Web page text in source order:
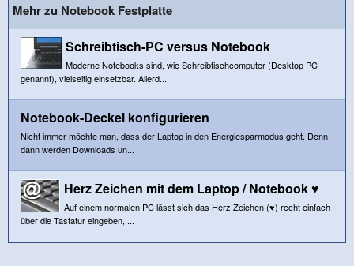
Mehr zu Notebook Festplatte
Schreibtisch-PC versus Notebook
Moderne Notebooks sind, wie Schreibtischcomputer (Desktop PC
genannt), vielseitig einsetzbar. Allerd...
Notebook-Deckel konfigurieren
Nicht immer möchte man, dass der Laptop in den Energiesparmodus geht. Denn
dann werden Downloads un...
Herz Zeichen mit dem Laptop / Notebook ♥
Auf einem normalen PC lässt sich das Herz Zeichen (♥) recht einfach
über die Tastatur eingeben, ...